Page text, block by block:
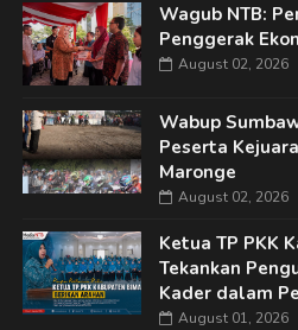
Wagub NTB:
Penggerak
August 02, 2026
Wabup
Peserta
Maronge
August 02, 2026
Ketua TP PKK
Tekankan
Kader dalam
August 01, 2026